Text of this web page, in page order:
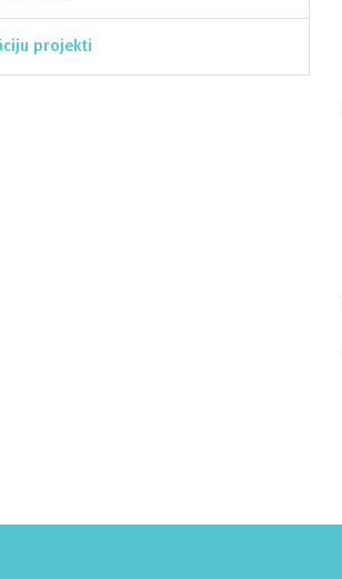
projekti